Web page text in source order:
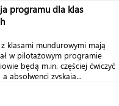
programu dla klas
z klasami mundurowymi mają
w pilotażowym programie
będą m.in. częściej ćwiczyć
absolwenci zyskają...